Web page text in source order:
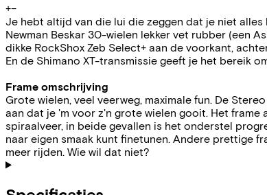
+−
Je hebt altijd van die lui die zeggen dat je niet
Newman Beskar 30-wielen lekker vet rubber (een
dikke RockShox Zeb Select+ aan de voorkant,
En de Shimano XT-transmissie geeft je het bereik
Frame omschrijving
Grote wielen, veel veerweg, maximale fun. De
aan dat je 'm voor z'n grote wielen gooit. Het
spiraalveer, in beide gevallen is het onderstel
naar eigen smaak kunt finetunen. Andere prettige
meer rijden. Wie wil dat niet?